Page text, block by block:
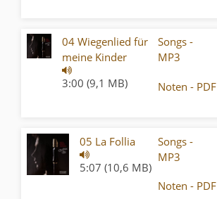
04 Wiegenlied für
meine Kinder
3:00 (9,1 MB)
Songs -
MP3
Noten - PDF
05 La Follia
5:07 (10,6 MB)
Songs -
MP3
Noten - PDF